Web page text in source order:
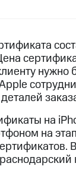
нужно
на
на